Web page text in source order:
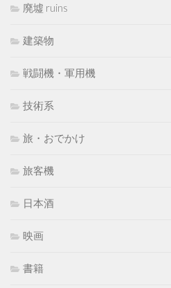
廃墟 ruins
建築物
戦闘機・軍用機
技術系
旅・おでかけ
旅客機
日本酒
映画
書籍